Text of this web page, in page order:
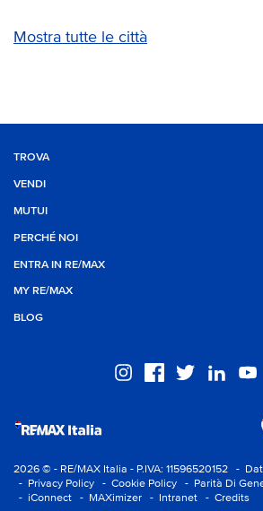
Mostra tutte le città
TROVA
VENDI
MUTUI
PERCHÉ NOI
ENTRA IN RE/MAX
MY RE/MAX
BLOG
2026 © - RE/MAX Italia - P.IVA: 11596520152
-
- Privacy Policy
- Cookie Policy - Parità Di
- iConnect
- MAXimizer - Intranet - Credits